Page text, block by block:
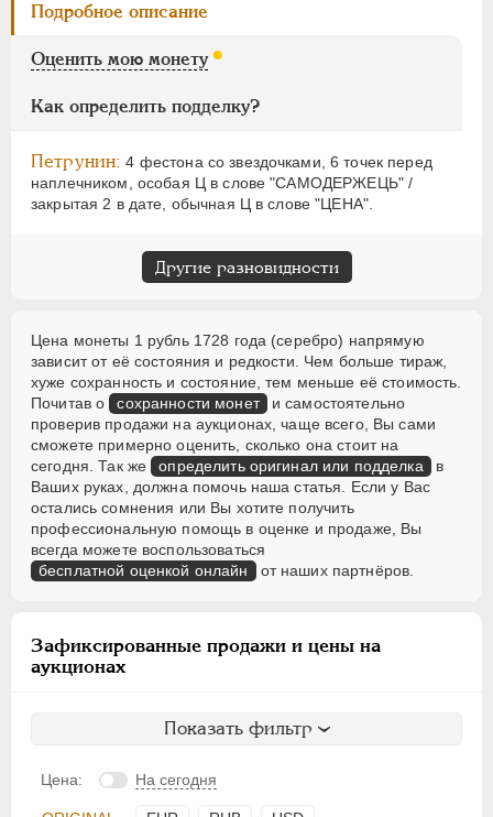
Уздеников: 0686 (точка)
Петрунин
Семёнов: 53-285 (R2)
ГМ: 73.T.VI,12
Подробное описание
Оценить мою монету
Как определить подделку?
Петрунин: 4 фестона со звездочками, 6 точек перед
наплечником, особая Ц в слове "САМОДЕРЖЕЦЬ" /
закрытая 2 в дате, обычная Ц в слове "ЦЕНА".
Другие разновидности
Цена монеты 1 рубль 1728 года (серебро) напрямую
зависит от её состояния и редкости. Чем больше тираж,
хуже сохранность и состояние, тем меньше её стоимость.
Почитав о сохранности монет и самостоятельно
проверив продажи на аукционах, чаще всего, Вы сами
сможете примерно оценить, сколько она стоит на
сегодня. Так же определить оригинал или подделка в
Ваших руках, должна помочь наша статья. Если у Вас
остались сомнения или Вы хотите получить
профессиональную помощь в оценке и продаже, Вы
всегда можете воспользоваться
бесплатной оценкой онлайн от наших партнёров.
Зафиксированные продажи и цены на
аукционах
Показать фильтр
Цена: На сегодня